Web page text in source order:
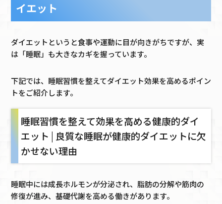
イエット
ダイエットというと食事や運動に目が向きがちですが、実
は「睡眠」も大きなカギを握っています。
下記では、睡眠習慣を整えてダイエット効果を高めるポイン
トをご紹介します。
睡眠習慣を整えて効果を高める健康的ダイ
エット | 良質な睡眠が健康的ダイエットに欠
かせない理由
睡眠中には成長ホルモンが分泌され、脂肪の分解や筋肉の
修復が進み、基礎代謝を高める働きがあります。